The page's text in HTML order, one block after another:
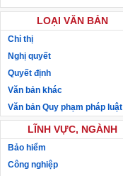
LOẠI VĂN BẢN
Chỉ thị
Nghị quyết
Quyết định
Văn bản khác
Văn bản Quy phạm pháp luật
LĨNH VỰC, NGÀNH
Bảo hiểm
Công nghiệp